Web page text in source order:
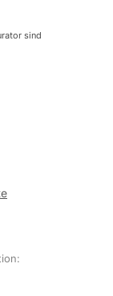
sind